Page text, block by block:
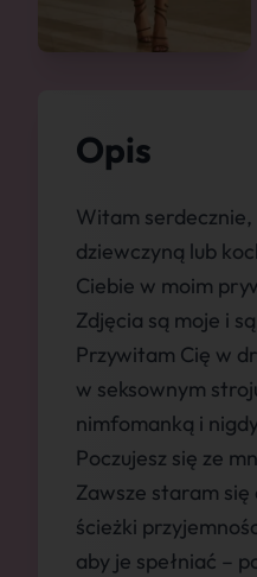
Opis
Witam
dziewczyną lub
Ciebie w moim
Zdjęcia są moje i
Przywitam Cię w
w seksownym
nimfomanką i
Poczujesz się ze
Zawsze staram
ścieżki
aby je spełniać –